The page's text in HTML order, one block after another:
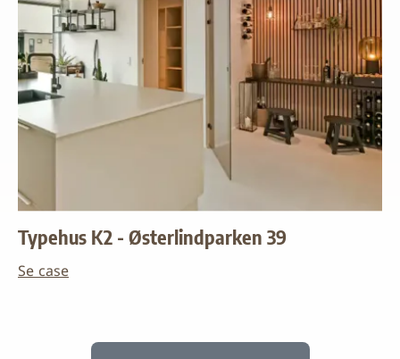
Typehus K2 - Østerlindparken 39
Se case